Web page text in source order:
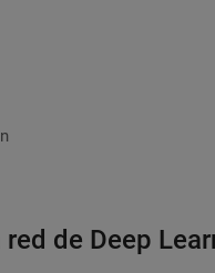
de Deep